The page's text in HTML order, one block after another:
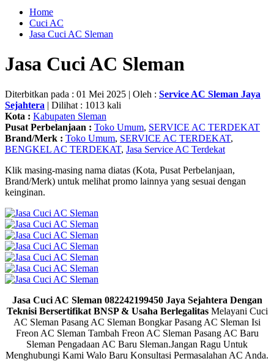
Home
Cuci AC
Jasa Cuci AC Sleman
Jasa Cuci AC Sleman
Diterbitkan pada : 01 Mei 2025 | Oleh : Service AC Sleman Jaya
Sejahtera | Dilihat : 1013 kali
Kota : Kabupaten Sleman
Pusat Perbelanjaan : Toko Umum, SERVICE AC TERDEKAT
Brand/Merk : Toko Umum, SERVICE AC TERDEKAT,
BENGKEL AC TERDEKAT, Jasa Service AC Terdekat
Klik masing-masing nama diatas (Kota, Pusat Perbelanjaan,
Brand/Merk) untuk melihat promo lainnya yang sesuai dengan
keinginan.
Jasa Cuci AC Sleman 082242199450 Jaya Sejahtera Dengan
Teknisi Bersertifikat BNSP & Usaha Berlegalitas Melayani Cuci
AC Sleman Pasang AC Sleman Bongkar Pasang AC Sleman Isi
Freon AC Sleman Tambah Freon AC Sleman Pasang AC Baru
Sleman Pengadaan AC Baru Sleman.Jangan Ragu Untuk
Menghubungi Kami Walo Baru Konsultasi Permasalahan AC Anda.